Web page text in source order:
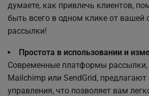
думаете, как привлечь клиентов,
быть всего в одном клике от вашей
рассылки!
Простота в использовании и
Современные платформы рассылки,
Mailchimp или SendGrid,
управления, что позволяет вам